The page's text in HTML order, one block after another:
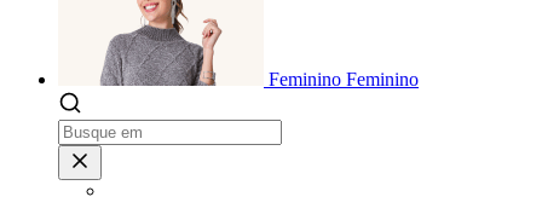
Feminino Feminino